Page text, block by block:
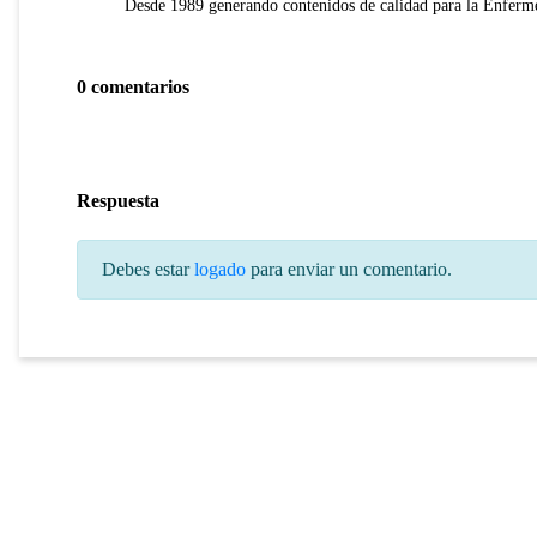
Desde 1989 generando contenidos de calidad para la
0 comentarios
Respuesta
Debes estarlogado para enviar un comentario.